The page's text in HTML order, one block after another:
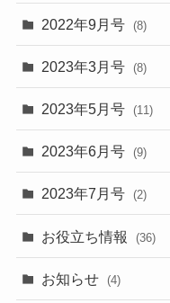
2022年9月号 (8)
2023年3月号 (8)
2023年5月号 (11)
2023年6月号 (9)
2023年7月号 (2)
お役立ち情報 (36)
お知らせ (4)